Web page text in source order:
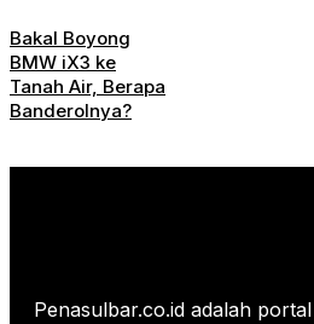
Bakal Boyong
BMW iX3 ke
Tanah Air, Berapa
Banderolnya?
Penasulbar.co.id adalah